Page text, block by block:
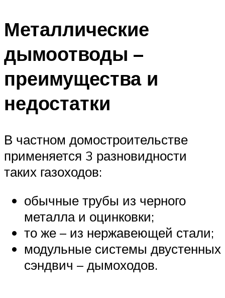
Металлические
дымоотводы –
преимущества и
недостатки
В частном домостроительстве
применяется 3 разновидности
таких газоходов:
обычные трубы из черного
металла и оцинковки;
то же – из нержавеющей стали;
модульные системы двустенных
сэндвич – дымоходов.